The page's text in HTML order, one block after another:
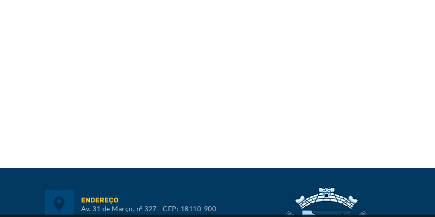
ENDEREÇO
Av. 31 de Março, nº 327 - CEP: 18110-900